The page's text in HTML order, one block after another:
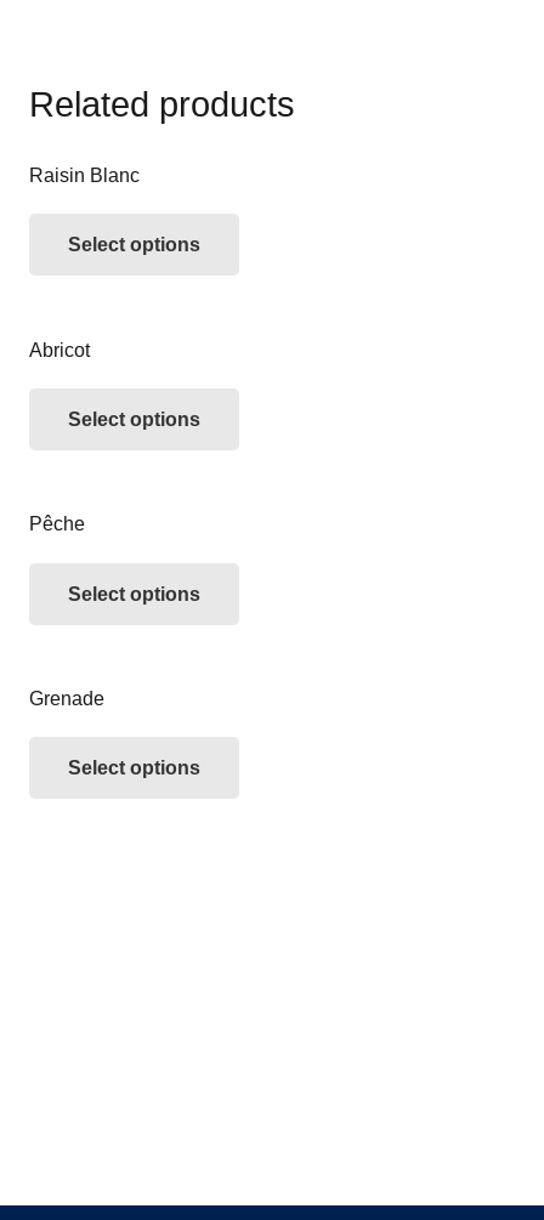
Related products
Raisin Blanc
Select options
Abricot
Select options
Pêche
Select options
Grenade
Select options